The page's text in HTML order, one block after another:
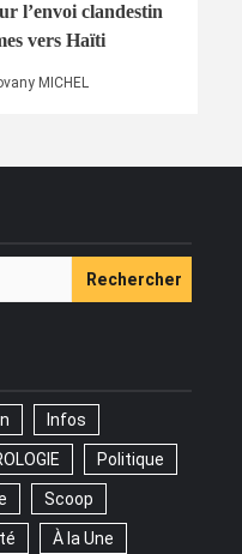
l’envoi clandestin
vers Haïti
MICHEL
Infos
Politique
Scoop
À la Une